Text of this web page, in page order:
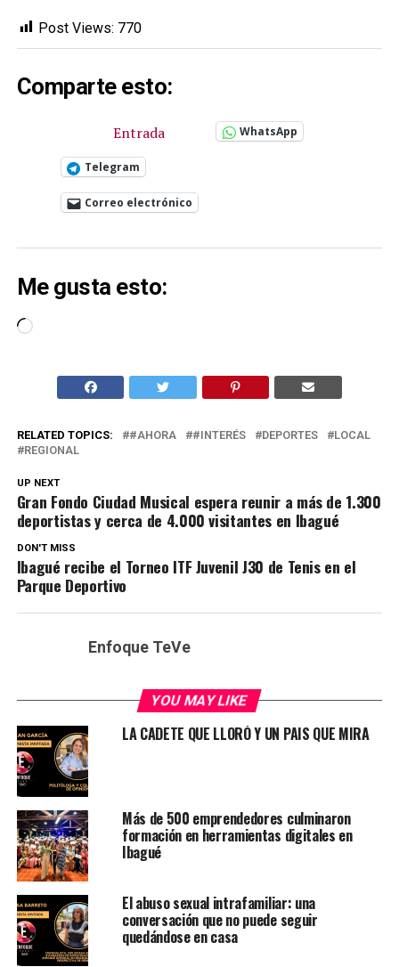
Post Views: 770
Comparte esto:
Entrada WhatsApp
Telegram
Correo electrónico
Me gusta esto:
Cargando...
RELATED TOPICS: #AHORA #INTERÉS DEPORTES
LOCAL
REGIONAL
UP NEXT
Gran Fondo Ciudad Musical espera reunir a más de 1.300
deportistas y cerca de 4.000 visitantes en Ibagué
DON'T MISS
Ibagué recibe el Torneo ITF Juvenil J30 de Tenis en el
Parque Deportivo
Enfoque TeVe
YOU MAY LIKE
LA CADETE QUE LLORÓ Y UN PAIS QUE MIRA
Más de 500 emprendedores culminaron
formación en herramientas digitales en
Ibagué
El abuso sexual intrafamiliar: una
conversación que no puede seguir
quedándose en casa